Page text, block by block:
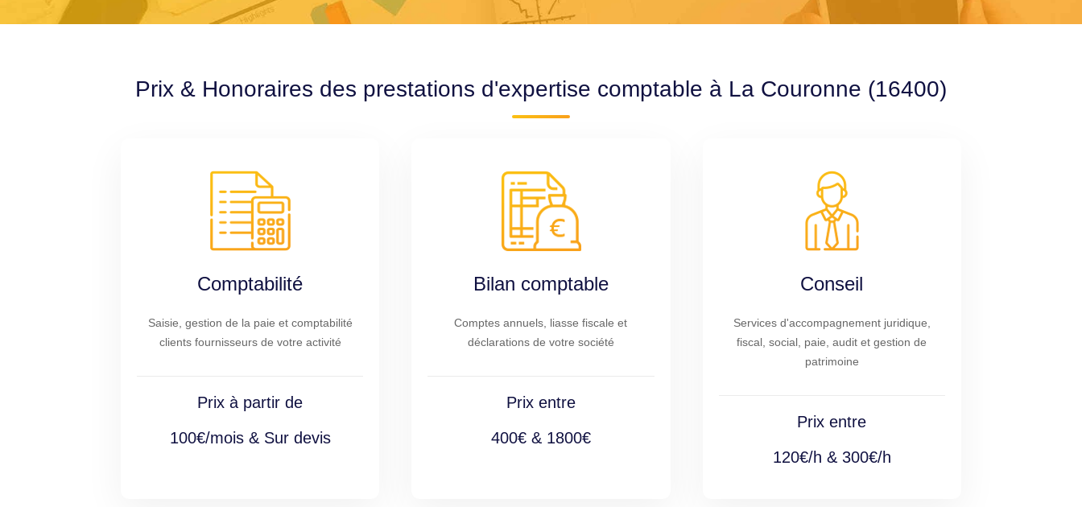
Prix & Honoraires des prestations d'expertise comptable à La Couronne (16400)
Comptabilité
Saisie, gestion de la paie et comptabilité
clients fournisseurs de votre activité
Prix à partir de
100€/mois & Sur devis
Bilan comptable
Comptes annuels, liasse fiscale et
déclarations de votre société
Prix entre
400€ & 1800€
Conseil
Services d'accompagnement juridique,
fiscal, social, paie, audit et gestion de
patrimoine
Prix entre
120€/h & 300€/h